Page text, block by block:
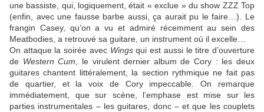
une bassiste, qui, logiquement, était « exclue » du show ZZZ Top
(enfin, avec une fausse barbe aussi, ça aurait pu le faire…). Le
frangin Casey, qu’on a vu et admiré récemment au sein des
Meatbodies, a retrouvé sa guitare, un instrument où il excelle…
On attaque la soirée avec Wingsqui est aussi le titre d’ouverture
de Western Cum , le virulent dernier album de Cory : les deux
guitares chantent littéralement, la section rythmique ne fait pas
de quartier, et la voix de Cory impeccable. On remarque
immédiatement, que sur scène, l’emphase est mise sur les
parties instrumentales – les guitares, donc – et que les couplets